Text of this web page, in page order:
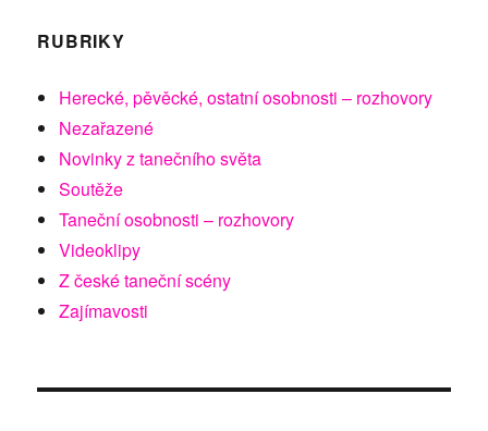
RUBRIKY
Herecké, pěvěcké, ostatní osobnosti – rozhovory
Nezařazené
Novinky z tanečního světa
Soutěže
Taneční osobnosti – rozhovory
Videoklipy
Z české taneční scény
Zajímavosti